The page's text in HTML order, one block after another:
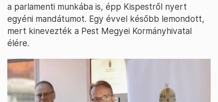
a parlamenti munkába is, épp Kispestről nyert
egyéni mandátumot. Egy évvel később lemondott,
mert kinevezték a Pest Megyei Kormányhivatal
élére.